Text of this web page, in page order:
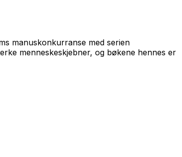
manuskonkurranse med serien
menneskeskjebner, og bøkene hennes er